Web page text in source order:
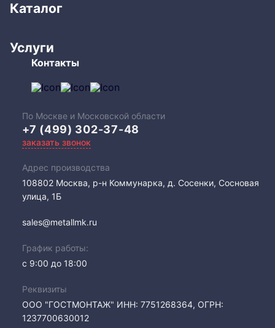
Каталог
Услуги
Контакты
По Москве и Московской области
+7 (499) 302-37-48
заказать звонок
Адрес производства
108802​ Москва, р-н Коммунарка, д. Сосенки, Сосновая
улица, 1Б
sales@metallmk.ru
График работы:
с 9:00 до 18:00
Реквизиты
ООО "ГОСТМОНТАЖ" ИНН: 7751268364, ОГРН:
1237700630012